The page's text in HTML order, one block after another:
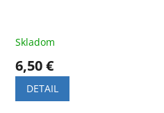
Skladom
6,50 €
DETAIL